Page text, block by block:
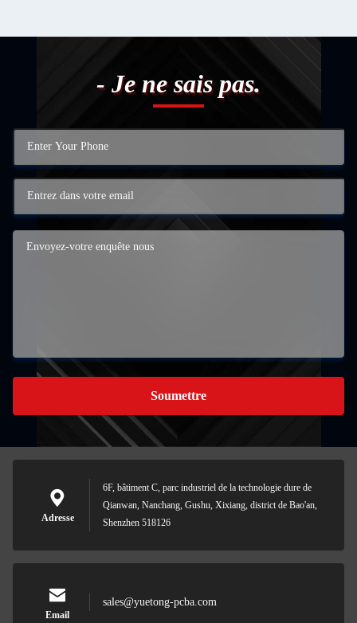
- Je ne sais pas.
Soumettre
Adresse
6F, bâtiment C, parc industriel de la technologie dure de
Qianwan, Nanchang, Gushu, Xixiang, district de Bao'an,
Shenzhen 518126
Email
sales@yuetong-pcba.com